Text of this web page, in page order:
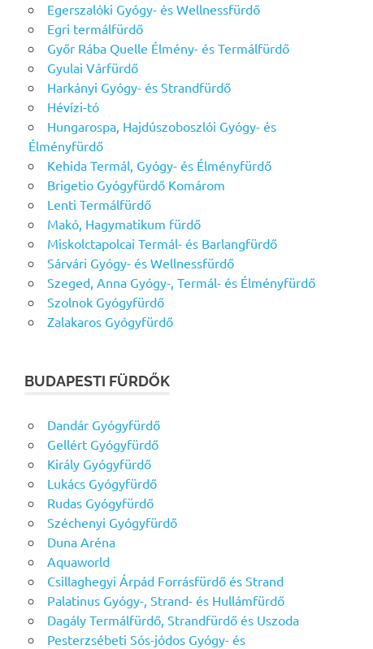
Egerszalóki Gyógy- és Wellnessfürdő
Egri termálfürdő
Győr Rába Quelle Élmény- és Termálfürdő
Gyulai Várfürdő
Harkányi Gyógy- és Strandfürdő
Hévízi-tó
Hungarospa, Hajdúszoboszlói Gyógy- és
Élményfürdő
Kehida Termál, Gyógy- és Élményfürdő
Brigetio Gyógyfürdő Komárom
Lenti Termálfürdő
Makó, Hagymatikum fürdő
Miskolctapolcai Termál- és Barlangfürdő
Sárvári Gyógy- és Wellnessfürdő
Szeged, Anna Gyógy-, Termál- és Élményfürdő
Szolnok Gyógyfürdő
Zalakaros Gyógyfürdő
BUDAPESTI FÜRDŐK
Dandár Gyógyfürdő
Gellért Gyógyfürdő
Király Gyógyfürdő
Lukács Gyógyfürdő
Rudas Gyógyfürdő
Széchenyi Gyógyfürdő
Duna Aréna
Aquaworld
Csillaghegyi Árpád Forrásfürdő és Strand
Palatinus Gyógy-, Strand- és Hullámfürdő
Dagály Termálfürdő, Strandfürdő és Uszoda
Pesterzsébeti Sós-jódos Gyógy- és